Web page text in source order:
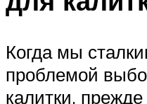
Когда мы
проблемой
калитки, прежде